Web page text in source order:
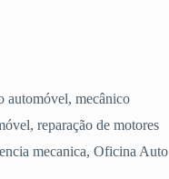
automóvel, mecânico
reparação de motores
mecanica, Oficina Auto